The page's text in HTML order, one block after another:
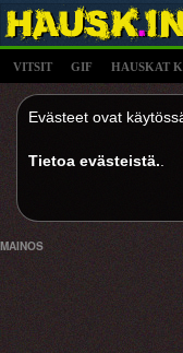
VITSIT GIF HAUSKAT
Evästeet ovat
Tietoa evästeistä.
MAINOS